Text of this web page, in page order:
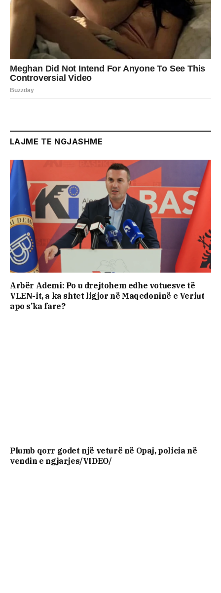
LAJME TE NGJASHME
Arbër Ademi: Po u drejtohem edhe votuesve të
VLEN-it, a ka shtet ligjor në Maqedoninë e Veriut
apo s’ka fare?
Plumb qorr godet një veturë në Opaj, policia në
vendin e ngjarjes/VIDEO/